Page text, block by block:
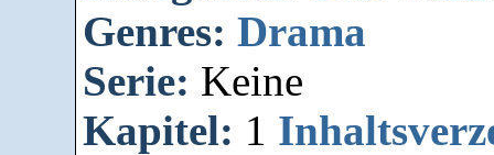
Genres:Drama
Serie: Keine
Kapitel: 1